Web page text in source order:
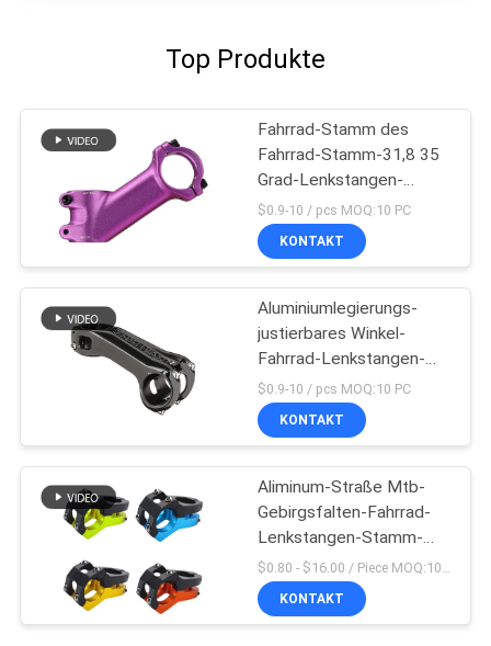
Top Produkte
Fahrrad-Stamm des
Fahrrad-Stamm-31,8 35
Grad-Lenkstangen-
Aufbruch-Ergänzung
$0.9-10 / pcs MOQ:10 PC
KONTAKT
Aluminiumlegierungs-
justierbares Winkel-
Fahrrad-Lenkstangen-
Stamm-Fahrrad-
Radfahrenteile
$0.9-10 / pcs MOQ:10 PC
KONTAKT
Aliminum-Straße Mtb-
Gebirgsfalten-Fahrrad-
Lenkstangen-Stamm-
Aluminium -10
KONTAKT